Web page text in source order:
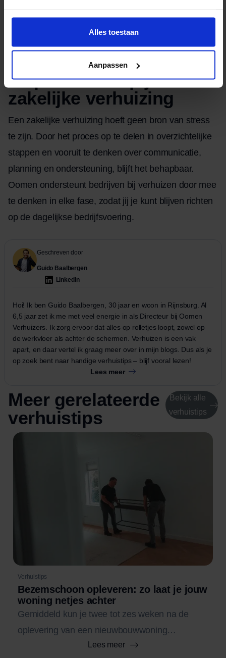
Alles toestaan
Aanpassen
medewerkers de ruimte te geven om te landen op de
nieuwe locatie, komt het werkritme sneller weer op
gang.
Grip houden op je
zakelijke verhuizing
Een zakelijke verhuizing hoeft geen bron van stress
te zijn. Door het proces op te delen in overzichtelijke
stappen en vooruit te denken over communicatie,
planning en ondersteuning, blijft het behapbaar.
Oomen ondersteunt bedrijven bij verhuizen door mee
te denken in elke fase, zodat jij je kunt blijven richten
op de dagelijkse bedrijfsvoering.
Geschreven door
Guido Baalbergen
LinkedIn
Hoi! Ik ben Guido Baalbergen, 30 jaar en woon in Rijnsburg. Al
6,5 jaar zet ik me met veel energie in als Directeur bij Oomen
Verhuizers. Ik zorg ervoor dat alles op rolletjes loopt, zowel op
de werkvloer als achter de schermen. Verhuizen is een vak
apart, en daar vertel ik graag meer over in mijn blogs. Dus als je
op zoek bent naar handige verhuistips – blijf vooral lezen!
Lees meer
Meer gerelateerde
verhuistips
Bekijk alle
verhuistips
Verhuistips
Bezemschoon opleveren: zo laat je jouw
woning netjes achter
Gemiddeld kun je twee tot zes weken na de
oplevering van een nieuwbouwwoning
verhuizen, afhankelijk van hoe snel muren en
Lees meer